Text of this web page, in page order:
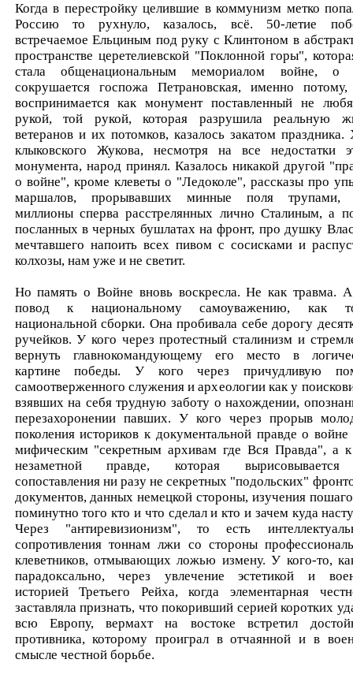
Когда в перестройку целившие в коммунизм метко
Россию то рухнуло, казалось, всё. 50-летие
встречаемое Ельциным под руку с Клинтоном в
пространстве церетелиевской "Поклонной горы",
стала общенациональным мемориалом войне, о
сокрушается госпожа Петрановская, именно
воспринимается как монумент поставленный не
рукой, той рукой, которая разрушила реальную
ветеранов и их потомков, казалось закатом праздника.
клыковского Жукова, несмотря на все недостатки
монумента, народ принял. Казалось никакой другой
о войне", кроме клеветы о "Ледоколе", рассказы про
маршалов, прорывавших минные поля трупами,
миллионы сперва расстрелянных лично Сталиным, а
посланных в черных бушлатах на фронт, про душку
мечтавшего напоить всех пивом с сосисками и
колхозы, нам уже и не светит.
Но память о Войне вновь воскресла. Не как травма.
повод к национальному самоуважению, как
национальной сборки. Она пробивала себе дорогу
ручейков. У кого через протестный сталинизм и
вернуть главнокомандующему его место в
картине победы. У кого через причудливую
самоотверженного служения и археологии как у
взявших на себя трудную заботу о нахождении,
перезахоронении павших. У кого через прорыв
поколения историков к документальной правде о
мифическим "секретным архивам где Вся Правда", а
незаметной правде, которая
сопоставления ни разу не секретных "подольских"
документов, данных немецкой стороны, изучения
поминутно того кто и что сделал и кто и зачем куда
Через "антиревизионизм", то есть
сопротивления тоннам лжи со стороны
клеветников, отмывающих ложью измену. У кого-то,
парадоксально, через увлечение эстетикой и
историей Третьего Рейха, когда элементарная
заставляла признать, что покоривший серией коротких
всю Европу, вермахт на востоке встретил
противника, которому проиграл в отчаянной и в
смысле честной борьбе.